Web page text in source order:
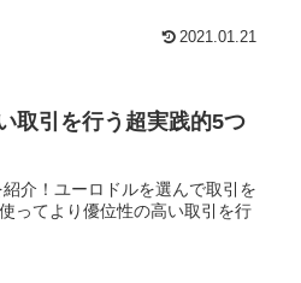
2021.01.21
取引を行う超実践的5つ
介！ユーロドルを選んで取引を
ってより優位性の高い取引を行